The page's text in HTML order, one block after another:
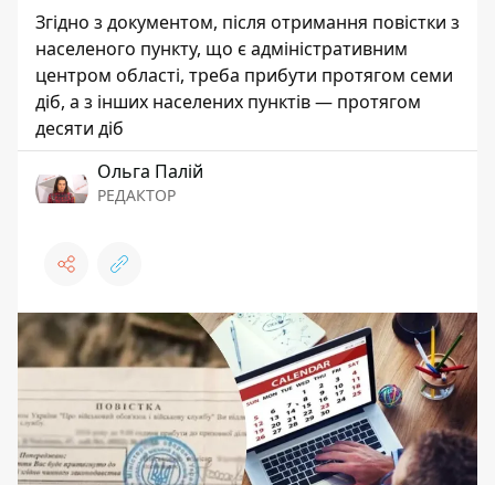
Згідно з документом, після отримання повістки з
населеного пункту, що є адміністративним
центром області, треба прибути протягом семи
діб, а з інших населених пунктів — протягом
десяти діб
Ольга Палій
РЕДАКТОР